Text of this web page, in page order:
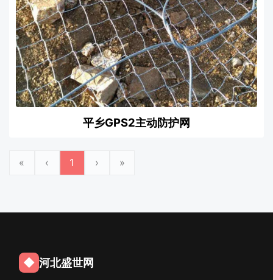
平乡GPS2主动防护网
« ‹ 1 › »
◆ 河北盛世网